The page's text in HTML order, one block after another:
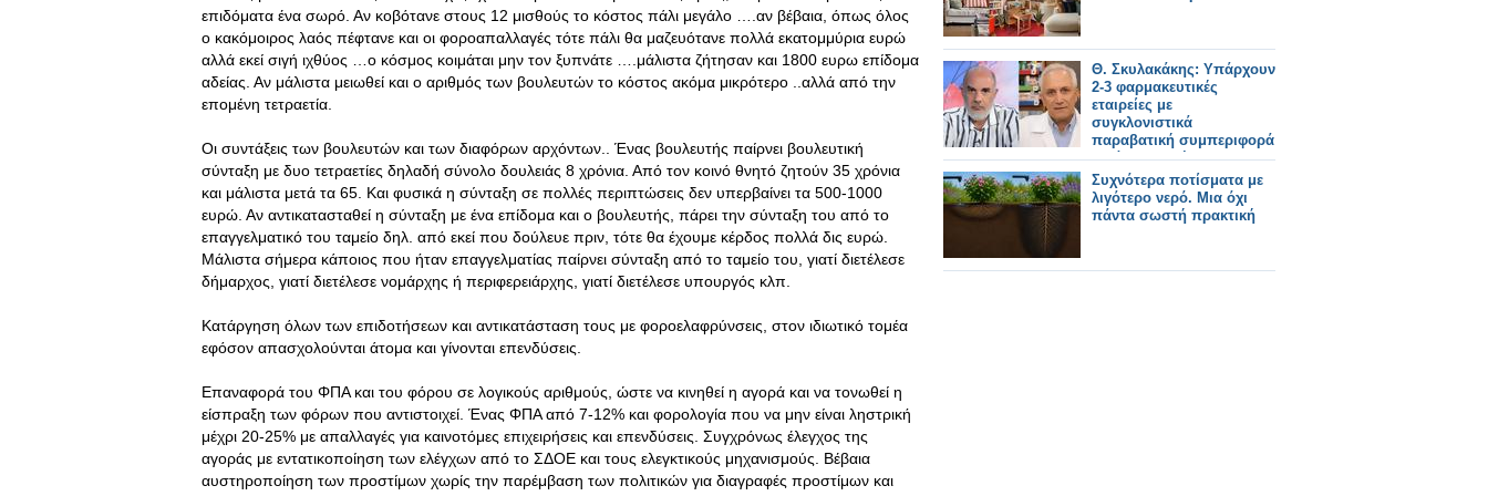
επιδόματα ένα σωρό. Αν κοβότανε στους 12 μισθούς το κόστος πάλι μεγάλο ….αν βέβαια, όπως όλος
ο κακόμοιρος λαός πέφτανε και οι φοροαπαλλαγές τότε πάλι θα μαζευότανε πολλά εκατομμύρια ευρώ
αλλά εκεί σιγή ιχθύος …ο κόσμος κοιμάται μην τον ξυπνάτε ….μάλιστα ζήτησαν και 1800 ευρω επίδομα
αδείας. Αν μάλιστα μειωθεί και ο αριθμός των βουλευτών το κόστος ακόμα μικρότερο ..αλλά από την
επομένη τετραετία.
Οι συντάξεις των βουλευτών και των διαφόρων αρχόντων.. Ένας βουλευτής παίρνει βουλευτική
σύνταξη με δυο τετραετίες δηλαδή σύνολο δουλειάς 8 χρόνια. Από τον κοινό θνητό ζητούν 35 χρόνια
και μάλιστα μετά τα 65. Και φυσικά η σύνταξη σε πολλές περιπτώσεις δεν υπερβαίνει τα 500-1000
ευρώ. Αν αντικατασταθεί η σύνταξη με ένα επίδομα και ο βουλευτής, πάρει την σύνταξη του από το
επαγγελματικό του ταμείο δηλ. από εκεί που δούλευε πριν, τότε θα έχουμε κέρδος πολλά δις ευρώ.
Μάλιστα σήμερα κάποιος που ήταν επαγγελματίας παίρνει σύνταξη από το ταμείο του, γιατί διετέλεσε
δήμαρχος, γιατί διετέλεσε νομάρχης ή περιφερειάρχης, γιατί διετέλεσε υπουργός κλπ.
Κατάργηση όλων των επιδοτήσεων και αντικατάσταση τους με φοροελαφρύνσεις, στον ιδιωτικό τομέα
εφόσον απασχολούνται άτομα και γίνονται επενδύσεις.
Επαναφορά του ΦΠΑ και του φόρου σε λογικούς αριθμούς, ώστε να κινηθεί η αγορά και να τονωθεί η
είσπραξη των φόρων που αντιστοιχεί. Ένας ΦΠΑ από 7-12% και φορολογία που να μην είναι ληστρική
μέχρι 20-25% με απαλλαγές για καινοτόμες επιχειρήσεις και επενδύσεις. Συγχρόνως έλεγχος της
αγοράς με εντατικοποίηση των ελέγχων από το ΣΔΟΕ και τους ελεγκτικούς μηχανισμούς. Βέβαια
αυστηροποίηση των προστίμων χωρίς την παρέμβαση των πολιτικών για διαγραφές προστίμων και
Θ. Σκυλακάκης: Υπάρχουν
2-3 φαρμακευτικές
εταιρείες με
συγκλονιστικά
παραβατική συμπεριφορά
– Κάποια πρέπει να
τιμωρηθεί
Συχνότερα ποτίσματα με
λιγότερο νερό. Μια όχι
πάντα σωστή πρακτική